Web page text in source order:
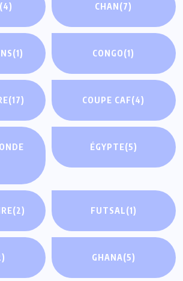
(4) CHAN(7)
(1) CONGO(1)
(17) COUPE CAF(4)
ÉGYPTE(5)
(2) FUTSAL(1)
GHANA(5)